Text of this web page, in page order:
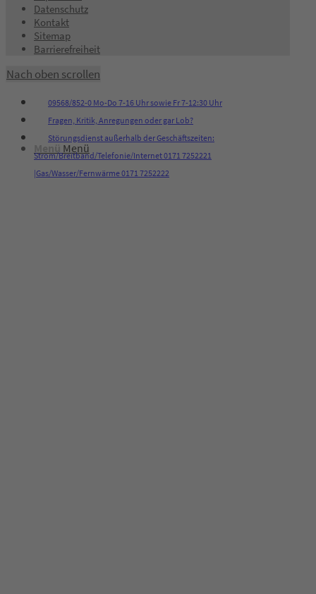
Kontakt
Menü
Datenschutz
Kontakt
Sitemap
Barrierefreiheit
Nach oben scrollen
09568/852-0 Mo-Do 7-16 Uhr sowie Fr 7-12:30 Uhr
Fragen, Kritik, Anregungen oder gar Lob?
Störungsdienst außerhalb der Geschäftszeiten:
Strom/Breitband/Telefonie/Internet 0171 7252221
|Gas/Wasser/Fernwärme 0171 7252222